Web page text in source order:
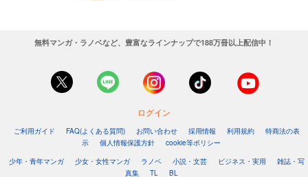
無料マンガ・ラノベなど、豊富なラインナップで188万冊以上配信中！
ログイン
ご利用ガイド FAQ(よくある質問) お問い合わせ 採用情報 利用規約
特商法の表
示
個人情報保護方針
cookie等ポリシー
少年・青年マンガ
少女・女性マンガ ラノベ 小説・文芸 ビジネス・実用
雑誌・写
真集
TL BL